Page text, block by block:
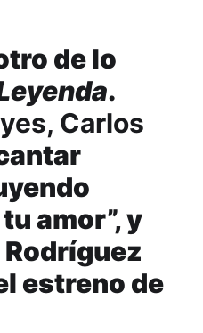
de lo
.
Carlos
amor”, y
Rodríguez
estreno de